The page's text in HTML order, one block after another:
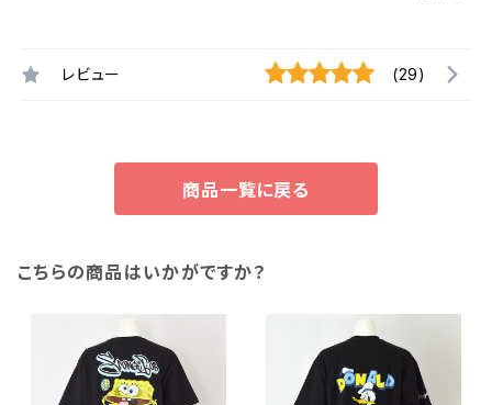
レビュー (29)
商品一覧に戻る
こちらの商品はいかがですか？